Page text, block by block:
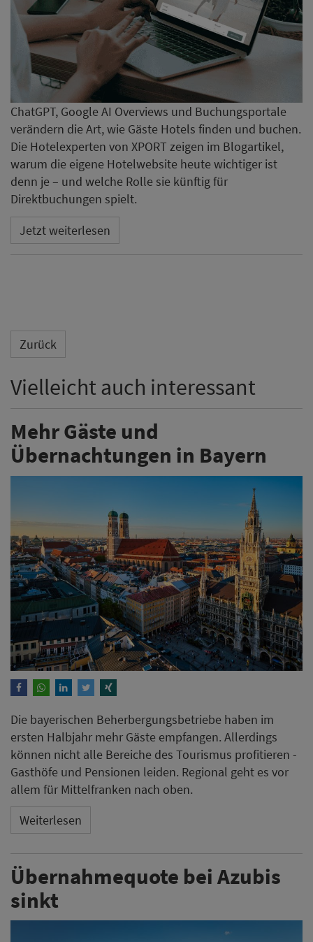
ChatGPT, Google AI Overviews und Buchungsportale
verändern die Art, wie Gäste Hotels finden und buchen.
Die Hotelexperten von XPORT zeigen im Blogartikel,
warum die eigene Hotelwebsite heute wichtiger ist
denn je – und welche Rolle sie künftig für
Direktbuchungen spielt.
Jetzt weiterlesen
Zurück
Vielleicht auch interessant
Mehr Gäste und
Übernachtungen in Bayern
Die bayerischen Beherbergungsbetriebe haben im
ersten Halbjahr mehr Gäste empfangen. Allerdings
können nicht alle Bereiche des Tourismus profitieren -
Gasthöfe und Pensionen leiden. Regional geht es vor
allem für Mittelfranken nach oben.
Weiterlesen
Übernahmequote bei Azubis
sinkt